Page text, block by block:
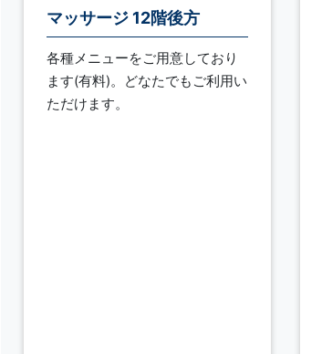
マッサージ 12階後方
各種メニューをご用意しており
ます(有料)。どなたでもご利用い
ただけます。